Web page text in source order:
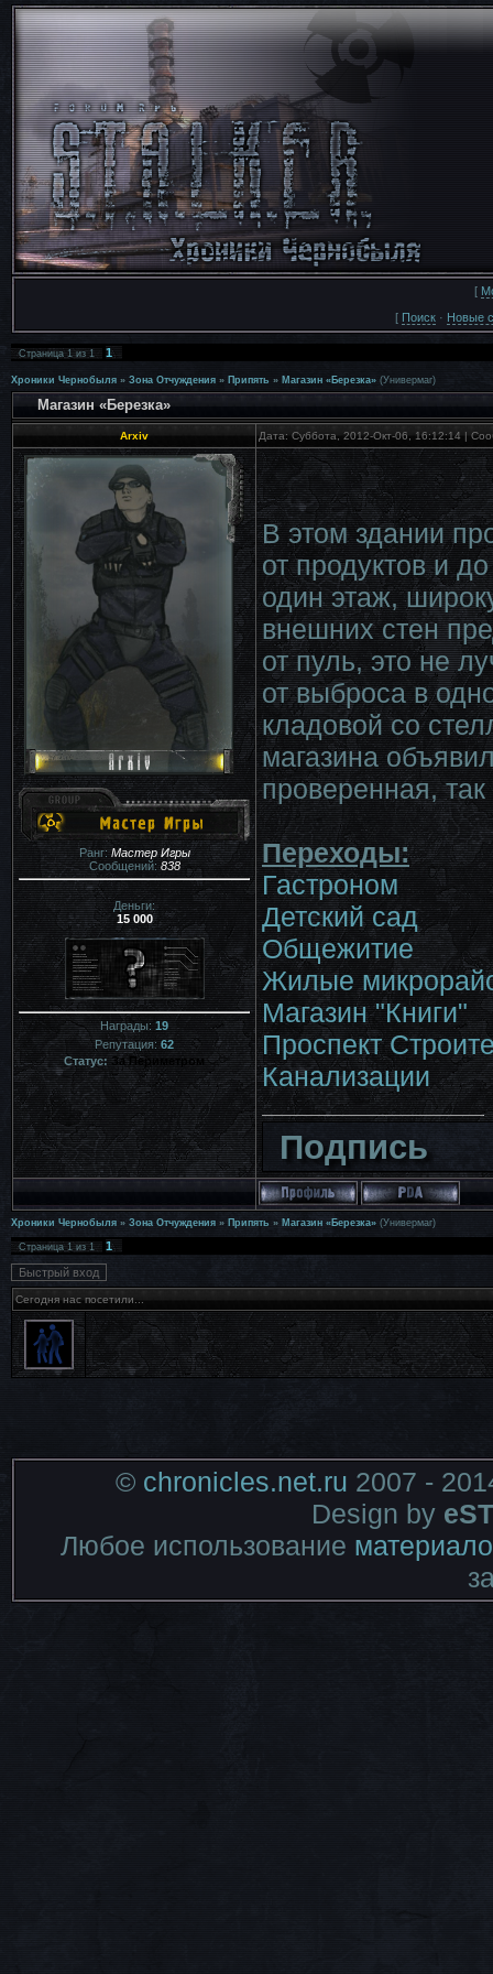
[
[ Поиск · Новые
Страница1из1 1
Хроники Чернобыля » Зона Отчуждения » Припять » Магазин «Березка» (Универмаг)
Магазин «Березка»
Arxiv Дата: Суббота, 2012-Окт-06, 16:12:14 |
Ранг:Мастер Игры
Сообщений:838
Деньги:
15 000
Награды: 19
Репутация: 62
Статус: За Периметром
В этом здании
от продуктов и
один этаж,
внешних стен
от пуль, это не
от выброса в
кладовой со
магазина
проверенная,
Переходы:
Гастроном
Детский сад
Общежитие
Жилые
Магазин "Книги"
Проспект
Канализации
Подпись
Хроники Чернобыля » Зона Отчуждения » Припять » Магазин «Березка» (Универмаг)
Страница1из1 1
Сегодня нас посетили...
© chronicles.net.ru 2007 -
Design by
Любое использование